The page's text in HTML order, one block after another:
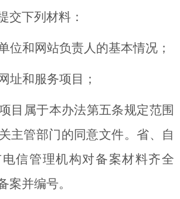
交下列材料：
位和网站负责人的基本情况；
址和服务项目；
目属于本办法第五条规定范围
主管部门的同意文件。省、自
信管理机构对备案材料齐全
案并编号。